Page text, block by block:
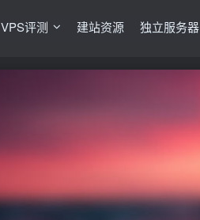
VPS评测 建站资源 独立服务器